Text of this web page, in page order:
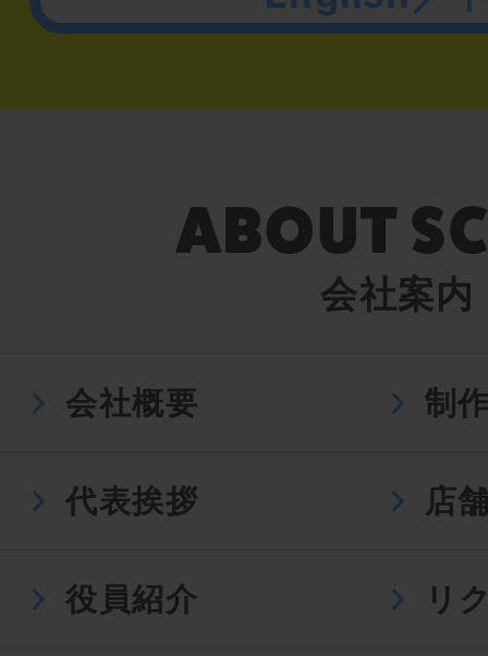
会社案内
会社概要 制
代表挨拶 店
役員紹介 リ